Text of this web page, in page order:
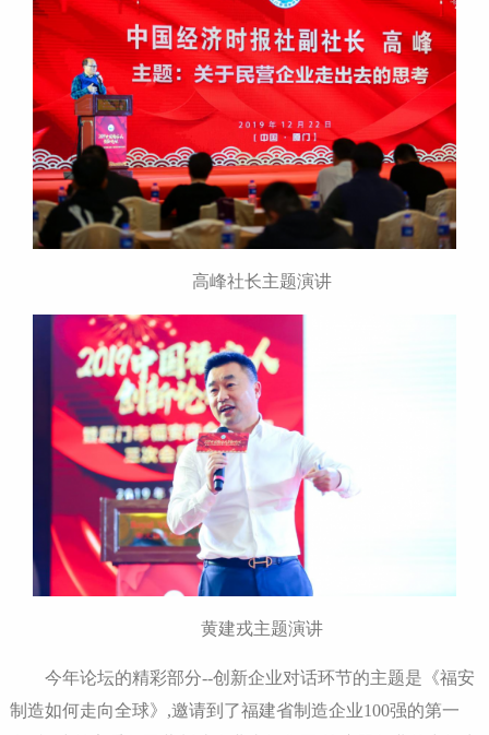
高峰社长主题演讲
黄建戎主题演讲
今年论坛的精彩部分--创新企业对话环节的主题是《福安
制造如何走向全球》,邀请到了福建省制造企业100强的第一